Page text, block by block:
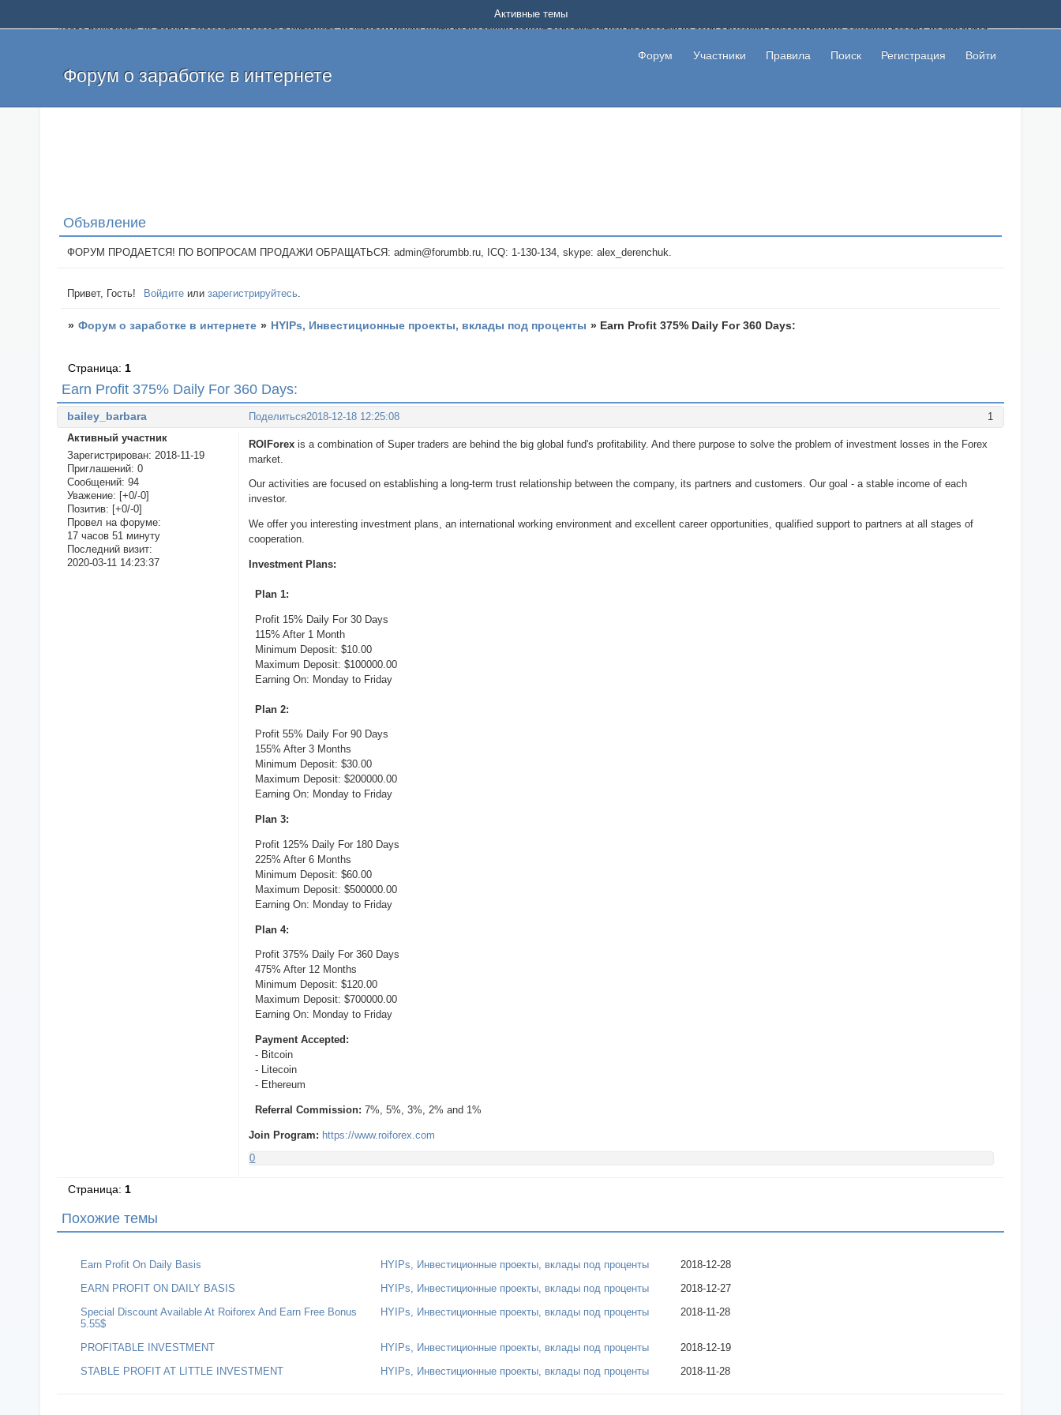
Добро пожаловать на форум о заработке и работе в интернете, на котором можно найти подходящий вариант дополнительной подработки на дому с высоким доходом помимо основной работы, не вкладывая
и оставлять свои отзывы. Если вы знаете, что определенный проект или сайт не платит, то указывайте в теме что это лохотрон, чтобы другие пользователи не попались на развод. Вы сможете начать зарабатывать
легкие деньги без вложений и регистрации уже сегодня. Создавайте новые темы, размещайте объявления со своими пригласительными ссылками и первая прибыль не заставит себя долго ждать.
Форум о заработке в интернете
Форум Участники Правила Поиск Регистрация Войти
Активные темы
Объявление
ФОРУМ ПРОДАЕТСЯ! ПО ВОПРОСАМ ПРОДАЖИ ОБРАЩАТЬСЯ: admin@forumbb.ru, ICQ: 1-130-134, skype: alex_derenchuk.
Привет, Гость! Войдите илизарегистрируйтесь.
» Форум о заработке в интернете » HYIPs, Инвестиционные проекты, вклады под проценты » Earn Profit 375% Daily For 360 Days:
Earn Profit 375% Daily For 360 Days:
Страница: 1
Поделиться 1
2018-12-18 12:25:08
bailey_barbara
Активный участник
Зарегистрирован: 2018-11-19
Приглашений: 0
Сообщений: 94
Уважение: [+0/-0]
Позитив: [+0/-0]
Провел на форуме:
17 часов 51 минуту
Последний визит:
2020-03-11 14:23:37
ROIForex is a combination of Super traders are behind the big global fund's profitability. And there purpose to solve the problem of investment losses in the Forex
market.
Our activities are focused on establishing a long-term trust relationship between the company, its partners and customers. Our goal - a stable income of each
investor.
We offer you interesting investment plans, an international working environment and excellent career opportunities, qualified support to partners at all stages of
cooperation.
Investment Plans:
Plan 1:
Profit 15% Daily For 30 Days
115% After 1 Month
Minimum Deposit: $10.00
Maximum Deposit: $100000.00
Earning On: Monday to Friday
Plan 2:
Profit 55% Daily For 90 Days
155% After 3 Months
Minimum Deposit: $30.00
Maximum Deposit: $200000.00
Earning On: Monday to Friday
Plan 3:
Profit 125% Daily For 180 Days
225% After 6 Months
Minimum Deposit: $60.00
Maximum Deposit: $500000.00
Earning On: Monday to Friday
Plan 4:
Profit 375% Daily For 360 Days
475% After 12 Months
Minimum Deposit: $120.00
Maximum Deposit: $700000.00
Earning On: Monday to Friday
Payment Accepted:
- Bitcoin
- Litecoin
- Ethereum
Referral Commission: 7%, 5%, 3%, 2% and 1%
Join Program: https://www.roiforex.com
0
Страница: 1
Похожие темы
Earn Profit On Daily Basis HYIPs, Инвестиционные проекты, вклады под проценты
2018-12-28
EARN PROFIT ON DAILY BASIS
HYIPs, Инвестиционные проекты, вклады под проценты
2018-12-27
Special Discount Available At Roiforex And Earn Free Bonus
5.55$
HYIPs, Инвестиционные проекты, вклады под проценты 2018-11-28
PROFITABLE INVESTMENT HYIPs, Инвестиционные проекты, вклады под проценты
2018-12-19
STABLE PROFIT AT LITTLE INVESTMENT
HYIPs, Инвестиционные проекты, вклады под проценты 2018-11-28